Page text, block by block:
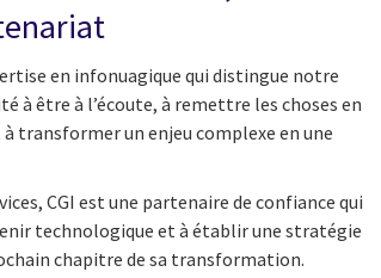
en infonuagique qui distingue notre
à être à l’écoute, à remettre les choses en
transformer un enjeu complexe en une
CGI est une partenaire de confiance qui
technologique et à établir une stratégie
chapitre de sa transformation.